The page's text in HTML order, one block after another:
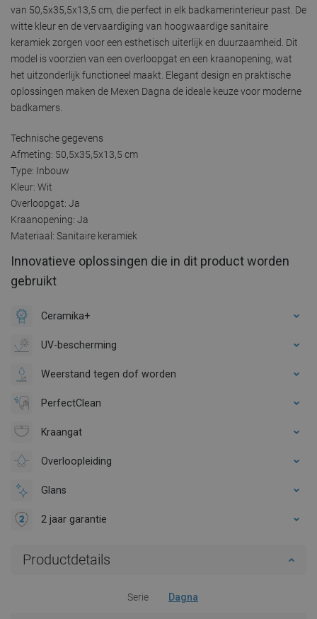
van 50,5x35,5x13,5 cm, die perfect in elk badkamerinterieur past. De
witte kleur en de vervaardiging van hoogwaardige sanitaire
keramiek zorgen voor een esthetisch uiterlijk en duurzaamheid. Dit
model is voorzien van een overloopgat en een kraanopening, wat
het uitzonderlijk functioneel maakt. Elegant design en praktische
oplossingen maken de Mexen Dagna de ideale keuze voor moderne
badkamers.
Technische gegevens
Afmeting: 50,5x35,5x13,5 cm
Type: Inbouw
Kleur: Wit
Overloopgat: Ja
Kraanopening: Ja
Materiaal: Sanitaire keramiek
Innovatieve oplossingen die in dit product worden
gebruikt
Ceramika+
UV-bescherming
Weerstand tegen dof worden
PerfectClean
Kraangat
Overloopleiding
Glans
2 jaar garantie
Productdetails
Serie Dagna